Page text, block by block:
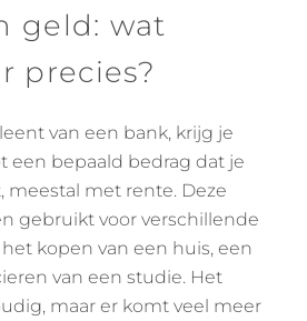
geld: wat
precies?
van een bank, krijg je
een bepaald bedrag dat je
meestal met rente. Deze
gebruikt voor verschillende
kopen van een huis, een
van een studie. Het
maar er komt veel meer